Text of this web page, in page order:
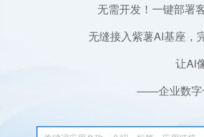
无需开发！一键部署
无缝接入紫薯AI基座，
让AI
——企业数字